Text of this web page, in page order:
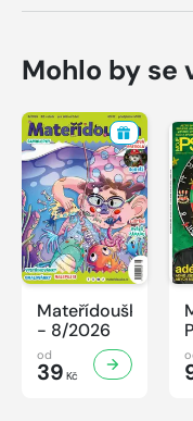
Mohlo by se
Mateřídouška
- 8/2026
od
39 Kč